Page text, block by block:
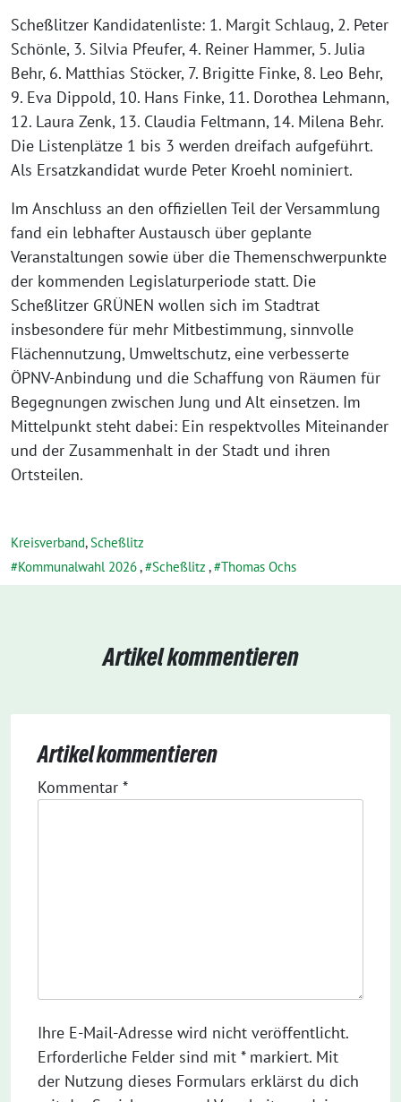
Scheßlitzer Kandidatenliste: 1. Margit Schlaug, 2. Peter
Schönle, 3. Silvia Pfeufer, 4. Reiner Hammer, 5. Julia
Behr, 6. Matthias Stöcker, 7. Brigitte Finke, 8. Leo Behr,
9. Eva Dippold, 10. Hans Finke, 11. Dorothea Lehmann,
12. Laura Zenk, 13. Claudia Feltmann, 14. Milena Behr.
Die Listenplätze 1 bis 3 werden dreifach aufgeführt.
Als Ersatzkandidat wurde Peter Kroehl nominiert.
Im Anschluss an den offiziellen Teil der Versammlung
fand ein lebhafter Austausch über geplante
Veranstaltungen sowie über die Themenschwerpunkte
der kommenden Legislaturperiode statt. Die
Scheßlitzer GRÜNEN wollen sich im Stadtrat
insbesondere für mehr Mitbestimmung, sinnvolle
Flächennutzung, Umweltschutz, eine verbesserte
ÖPNV-Anbindung und die Schaffung von Räumen für
Begegnungen zwischen Jung und Alt einsetzen. Im
Mittelpunkt steht dabei: Ein respektvolles Miteinander
und der Zusammenhalt in der Stadt und ihren
Ortsteilen.
Kreisverband,Scheßlitz
Kommunalwahl 2026, Scheßlitz , Thomas Ochs
Artikel kommentieren
Artikel kommentieren
Kommentar *
Ihre E-Mail-Adresse wird nicht veröffentlicht.
Erforderliche Felder sind mit * markiert. Mit
der Nutzung dieses Formulars erklärst du dich